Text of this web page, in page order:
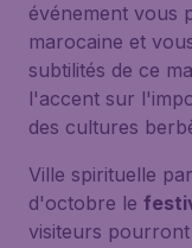
événement vous
marocaine et
subtilités de ce
l'accent sur
des cultures
Ville spirituelle
d'octobre le
visiteurs